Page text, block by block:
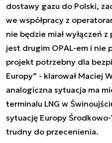
dostawy gazu do Polski,
we współpracy z
nie będzie miał wyłączeń
jest drugim OPAL-em i
projekt potrzebny dla
Europy” - klarował Maciej
analogiczna sytuacja ma
terminalu LNG w
sytuację Europy
trudny do przecenienia.